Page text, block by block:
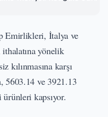
Emirlikleri, İtalya ve
yönelik
kılınmasına karşı
5603.14 ve 3921.13
kapsıyor.